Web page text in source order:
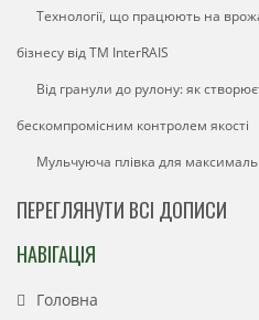
Технології, що працюють на
бізнесу від ТМ InterRAIS
Від гранули до рулону: як
бескомпромісним контролем якості
Мульчуюча плівка для
ПЕРЕГЛЯНУТИ ВСІ ДОПИСИ
НАВІГАЦІЯ
Головна